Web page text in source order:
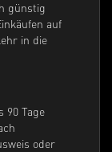
günstig
auf
in die
90 Tage
oder